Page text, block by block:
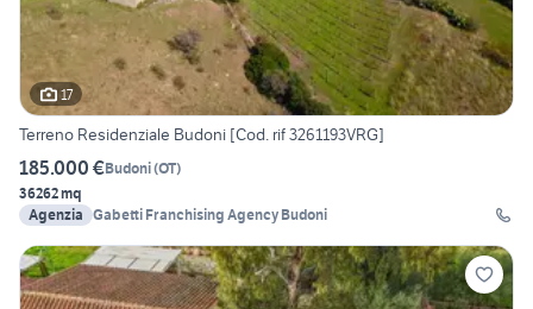
17
Terreno Residenziale Budoni [Cod. rif 3261193VRG]
185.000 €Budoni(OT)
36262 mq
Agenzia Gabetti Franchising Agency Budoni